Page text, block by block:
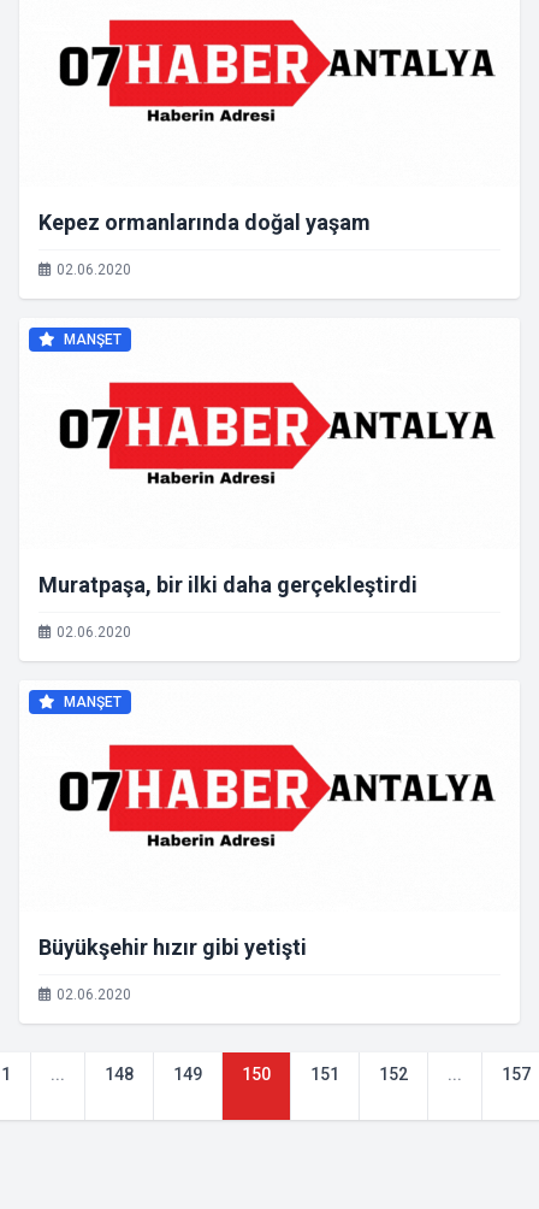
Kepez ormanlarında doğal yaşam
02.06.2020
MANŞET
Muratpaşa, bir ilki daha gerçekleştirdi
02.06.2020
MANŞET
Büyükşehir hızır gibi yetişti
02.06.2020
1 ... 148 149 150 151 152 ... 157